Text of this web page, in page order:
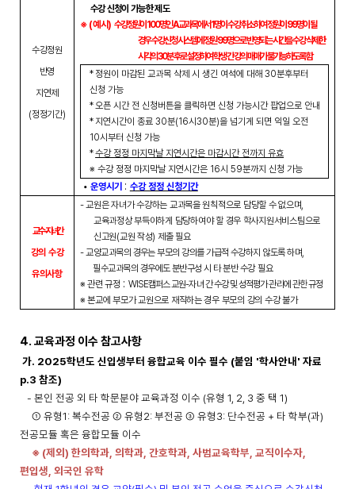
수강정원
반영
지연제
(정정기간)
수강 신청이 가능한 제도
※ (예시) 수강정원이 100명인A교과목에서1명이 수강 취소하여 정원이 99명이 될
경우 수강신청 시스템에 정원99명으로 반영되는 시간을 수강 삭제한
시각의30분 후로 설정하여 학생 간 강의 매매가 불가능하도록 함
* 정원이 마감된 교과목 삭제 시 생긴 여석에 대해30분후부터
신청 가능
*오픈 시간 전 신청버튼을 클릭하면 신청 가능시간 팝업으로 안내
*지연시간이 종료30분(16시30분)을 넘기게 되면 익일 오전
10시부터 신청 가능
*수강 정정 마지막날 지연시간은 마감시간 전까지 유효
※ 수강 정정 마지막날 지연시간은 16시 59분까지 신청 가능
• 운영시기 : 수강 정정 신청기간
교수-자녀 간
강의 수강
유의사항
-교원은 자녀가 수강하는 교과목을 원칙적으로 담당할 수 없으며,
교육과정상 부득이하게 담당하여야 할 경우 학사지원서비스팀으로
신고원(교원 작성) 제출 필요
-교양교과목의 경우는 부모의 강의를 가급적 수강하지 않도록 하며,
필수교과목의 경우에도 분반구성 시 타 분반 수강 필요
※관련 규정 : WISE캠퍼스 교원-자녀 간 수강 및 성적평가 관리에 관한 규정
※본교에 부모가 교원으로 재직하는 경우 부모의 강의 수강 불가
4. 교육과정 이수 참고사항
가. 2025학년도 신입생부터 융합교육 이수 필수 (붙임 '학사안내' 자료
p.3 참조)
- 본인 전공 외 타 학문분야 교육과정 이수 (유형 1, 2, 3 중 택 1)
① 유형1: 복수전공 ② 유형2: 부전공 ③ 유형3: 단수전공 + 타 학부(과)
전공모듈 혹은 융합모듈 이수
※ (제외) 한의학과, 의학과, 간호학과, 사범교육학부, 교직이수자,
편입생, 외국인 유학